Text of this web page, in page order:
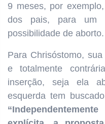
9 meses, por
dos pais, para um
possibilidade de aborto.
Para Chrisóstomo,
e totalmente
inserção, seja ela
esquerda tem